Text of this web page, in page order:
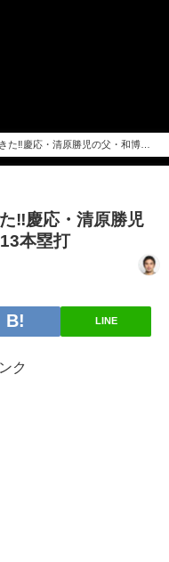
た‼慶応・清原勝児の父・和博さ
‼慶応・清原勝児
本塁打
LINE
ク